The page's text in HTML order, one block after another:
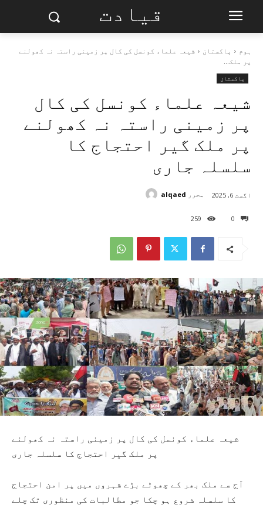
قیادت
ہوم پاکستان
شیعہ علماء کونسل کی کال پر زمینی راستہ نہ کھولنے
پر ملک...
پاکستان
شیعہ علماء کونسل کی کال
پر زمینی راستہ نہ کھولنے
پر ملک گیر احتجاج کا
سلسلہ جاری
0
259
اگست 6, 2025 محرر alqaed
شیعہ علماء کونسل کی کال پر زمینی راستہ نہ کھولنے
پر ملک گیر احتجاج کا سلسلہ جاری
آج سے ملک بھر کے چھوٹے بڑے شہروں میں پر امن احتجاج
کا سلسلہ شروع ہو چکا جو مطالبات کی منظوری تک چلے